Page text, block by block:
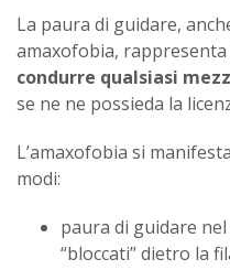
La paura di guidare,
amaxofobia, rappresenta
condurre qualsiasi
se ne ne possieda la
L’amaxofobia si
modi:
paura di guidare
“bloccati” dietro la